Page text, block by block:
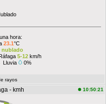
hora:
23.1°C
nublado
5-12km/h
Lluvia 0%
rayos
- kmh 10:50:21